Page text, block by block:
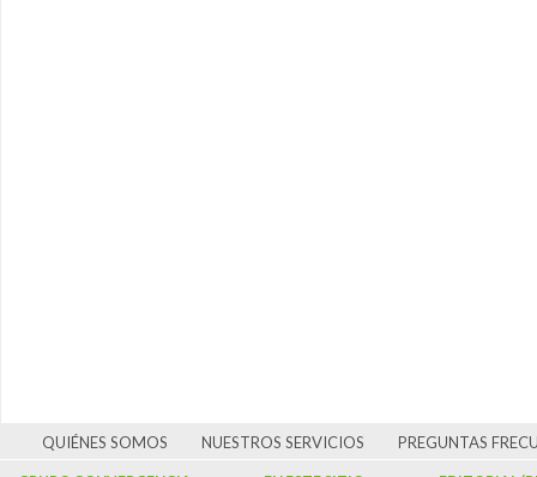
QUIÉNES SOMOS NUESTROS SERVICIOS PREGUNTAS